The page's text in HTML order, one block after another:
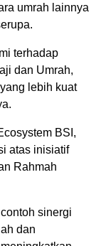
umrah lainnya
terhadap
dan Umrah,
lebih kuat
BSI,
atas inisiatif
Rahmah
sinergi
dan